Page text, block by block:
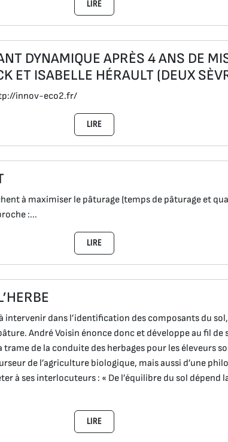
LIRE
DYNAMIQUE APRÈS 4 ANS DE
ET ISABELLE HÉRAULT (DEUX
innov-eco2.fr/
LIRE
à maximiser le pâturage (temps de pâturage et
:...
LIRE
dans l’identification des composants du
André Voisin énonce donc et développe au fil de
de la conduite des herbages pour les éleveurs
de l’agriculture biologique, mais aussi d’une
à ses interlocuteurs : « De l’équilibre du sol dépend
LIRE